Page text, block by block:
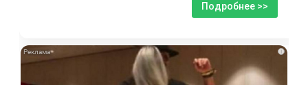
Подробнее >>
i